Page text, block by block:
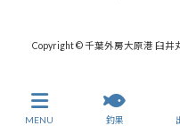
Copyright © 千葉外房大原港 臼井
MENU 釣果